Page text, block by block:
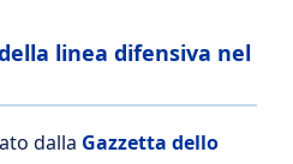
linea difensiva nel
dalla Gazzetta dello